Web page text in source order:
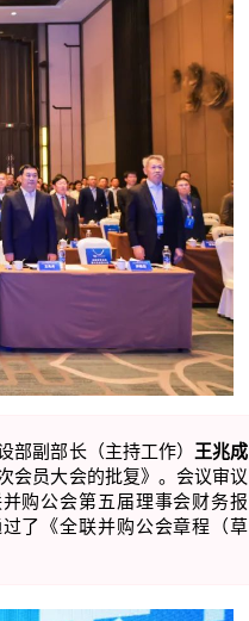
部副部长（主持工作） 王兆成
会员大会的批复》。会议审议
购公会第五届理事会财务报
了《全联并购公会章程（草